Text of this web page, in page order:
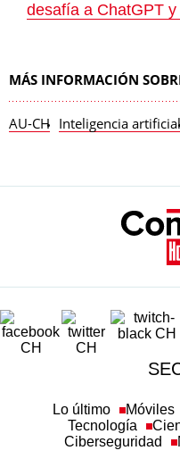
desafía a ChatGPT y
MÁS INFORMACIÓN
AU-CH Inteligencia artificial
Lo último Móviles
Tecnología
Ciberseguridad